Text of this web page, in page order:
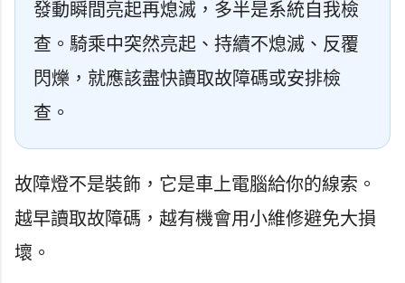
發動瞬間亮起再熄滅，多半是系統自我檢
查。騎乘中突然亮起、持續不熄滅、反覆
閃爍，就應該盡快讀取故障碼或安排檢
查。
故障燈不是裝飾，它是車上電腦給你的線索。
越早讀取故障碼，越有機會用小維修避免大損
壞。